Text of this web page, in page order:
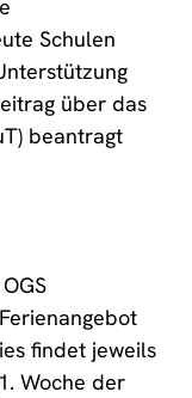
Schulen
über das
beantragt
findet jeweils
Woche der